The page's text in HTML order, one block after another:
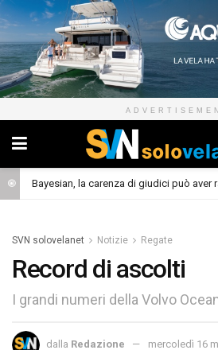
SVN solovelanet Notizie Regate
Record di ascolti
I grandi numeri della Volvo
dalla Redazione mercoledì 16